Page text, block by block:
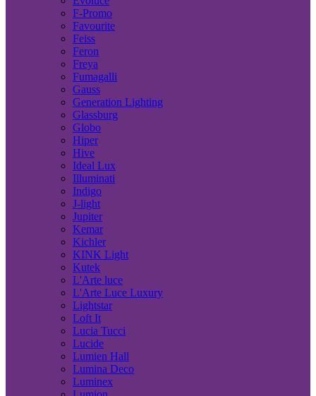
F-Promo
Favourite
Feiss
Feron
Freya
Fumagalli
Gauss
Generation Lighting
Glassburg
Globo
Hiper
Hive
Ideal Lux
Illuminati
Indigo
J-light
Jupiter
Kemar
Kichler
KINK Light
Kutek
L'Arte luce
L'Arte Luce Luxury
Lightstar
Loft It
Lucia Tucci
Lucide
Lumien Hall
Lumina Deco
Luminex